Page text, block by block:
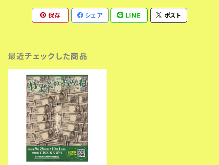
保存 シェア LINE ポスト
最近チェックした商品